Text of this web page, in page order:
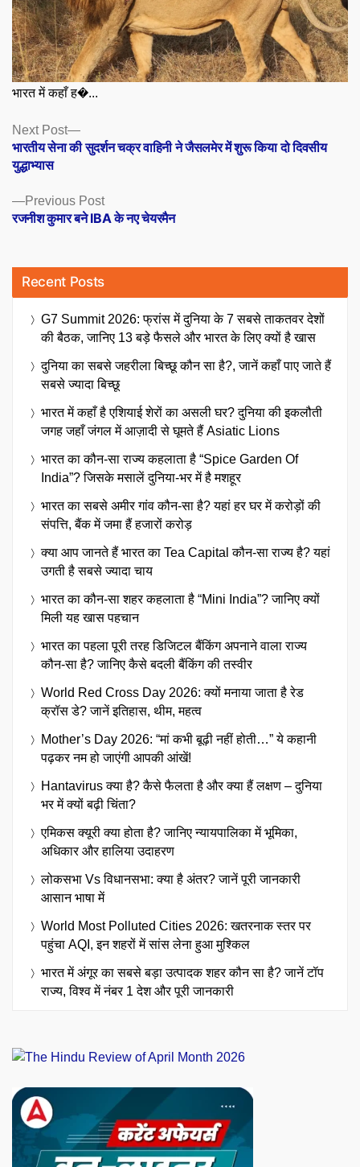
भारत में कहाँ ह�...
Posts
navigation
Previous PostPrevious
post:
रजनीश कुमार बने IBA के नए चेयरमैन
Next Post
Next
post:
भारतीय सेना की सुदर्शन चक्र वाहिनी ने जैसलमेर में शुरू किया दो दिवसीय
युद्धाभ्यास
Recent Posts
G7 Summit 2026: फ्रांस में दुनिया के 7 सबसे ताकतवर देशों
की बैठक, जानिए 13 बड़े फैसले और भारत के लिए क्यों है खास
दुनिया का सबसे जहरीला बिच्छू कौन सा है?, जानें कहाँ पाए जाते हैं
सबसे ज्यादा बिच्छू
भारत में कहाँ है एशियाई शेरों का असली घर? दुनिया की इकलौती
जगह जहाँ जंगल में आज़ादी से घूमते हैं Asiatic Lions
भारत का कौन-सा राज्य कहलाता है “Spice Garden Of
India”? जिसके मसालें दुनिया-भर में है मशहूर
भारत का सबसे अमीर गांव कौन-सा है? यहां हर घर में करोड़ों की
संपत्ति, बैंक में जमा हैं हजारों करोड़
क्या आप जानते हैं भारत का Tea Capital कौन-सा राज्य है? यहां
उगती है सबसे ज्यादा चाय
भारत का कौन-सा शहर कहलाता है “Mini India”? जानिए क्यों
मिली यह खास पहचान
भारत का पहला पूरी तरह डिजिटल बैंकिंग अपनाने वाला राज्य
कौन-सा है? जानिए कैसे बदली बैंकिंग की तस्वीर
World Red Cross Day 2026: क्यों मनाया जाता है रेड
क्रॉस डे? जानें इतिहास, थीम, महत्व
Mother’s Day 2026: “मां कभी बूढ़ी नहीं होती…” ये कहानी
पढ़कर नम हो जाएंगी आपकी आंखें!
Hantavirus क्या है? कैसे फैलता है और क्या हैं लक्षण – दुनिया
भर में क्यों बढ़ी चिंता?
एमिकस क्यूरी क्या होता है? जानिए न्यायपालिका में भूमिका,
अधिकार और हालिया उदाहरण
लोकसभा Vs विधानसभा: क्या है अंतर? जानें पूरी जानकारी
आसान भाषा में
World Most Polluted Cities 2026: खतरनाक स्तर पर
पहुंचा AQI, इन शहरों में सांस लेना हुआ मुश्किल
भारत में अंगूर का सबसे बड़ा उत्पादक शहर कौन सा है? जानें टॉप
राज्य, विश्व में नंबर 1 देश और पूरी जानकारी